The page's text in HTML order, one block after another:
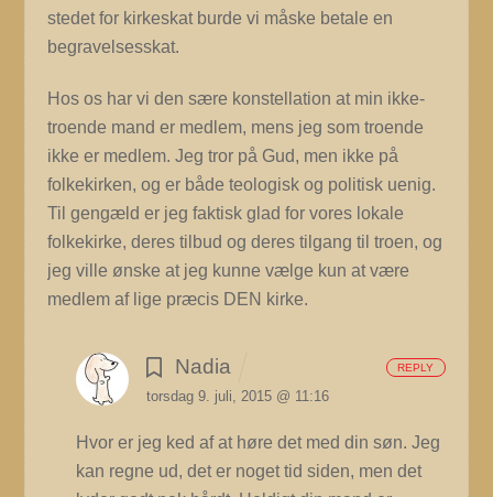
stedet for kirkeskat burde vi måske betale en
begravelsesskat.
Hos os har vi den sære konstellation at min ikke-
troende mand er medlem, mens jeg som troende
ikke er medlem. Jeg tror på Gud, men ikke på
folkekirken, og er både teologisk og politisk uenig.
Til gengæld er jeg faktisk glad for vores lokale
folkekirke, deres tilbud og deres tilgang til troen, og
jeg ville ønske at jeg kunne vælge kun at være
medlem af lige præcis DEN kirke.
Nadia
torsdag 9. juli, 2015 @ 11:16
Hvor er jeg ked af at høre det med din søn. Jeg
kan regne ud, det er noget tid siden, men det
REPLY